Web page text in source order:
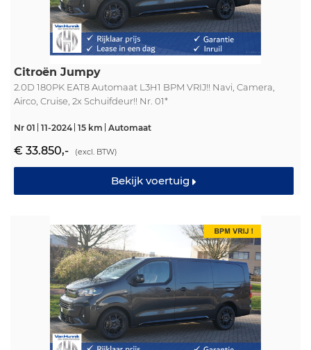
Citroën Jumpy
2.0D 180PK EAT8 Automaat L3H1 BPM VRIJ!! Navi, Camera,
Airco, Cruise, 2x Schuifdeur!! Nr. 01*
Nr 01 11-2024 15 km Automaat
€ 33.850,- (excl. BTW)
Bekijk voertuig